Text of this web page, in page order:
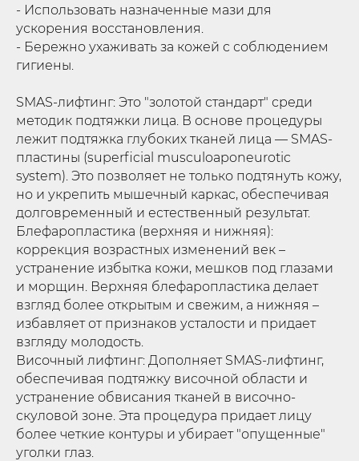
- Использовать назначенные мази для
ускорения восстановления.
- Бережно ухаживать за кожей с соблюдением
гигиены.
SMAS-лифтинг: Это "золотой стандарт" среди
методик подтяжки лица. В основе процедуры
лежит подтяжка глубоких тканей лица — SMAS-
пластины (superficial musculoaponeurotic
system). Это позволяет не только подтянуть кожу,
но и укрепить мышечный каркас, обеспечивая
долговременный и естественный результат.
Блефаропластика (верхняя и нижняя):
коррекция возрастных изменений век –
устранение избытка кожи, мешков под глазами
и морщин. Верхняя блефаропластика делает
взгляд более открытым и свежим, а нижняя –
избавляет от признаков усталости и придает
взгляду молодость.
Височный лифтинг: Дополняет SMAS-лифтинг,
обеспечивая подтяжку височной области и
устранение обвисания тканей в височно-
скуловой зоне. Эта процедура придает лицу
более четкие контуры и убирает "опущенные"
уголки глаз.